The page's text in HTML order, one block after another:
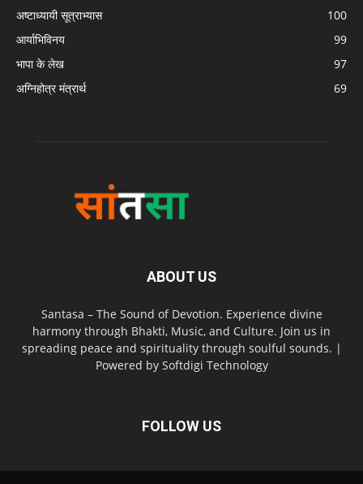
अष्टाध्यायी सूत्राभ्यास
100
आर्याभिविनय
99
भापा के लेख
97
अग्निहोत्र मंत्रार्थ
69
ABOUT US
Santasa – The Sound of Devotion. Experience divine
harmony through Bhakti, Music, and Culture. Join us in
spreading peace and spirituality through soulful sounds. |
Powered by Softdigi Technology
FOLLOW US